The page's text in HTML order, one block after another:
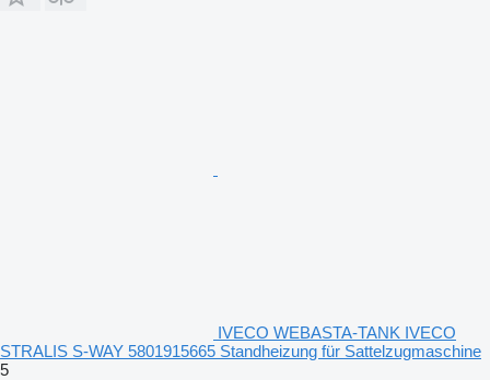
IVECO WEBASTA-TANK IVECO
STRALIS S-WAY 5801915665 Standheizung für Sattelzugmaschine
5